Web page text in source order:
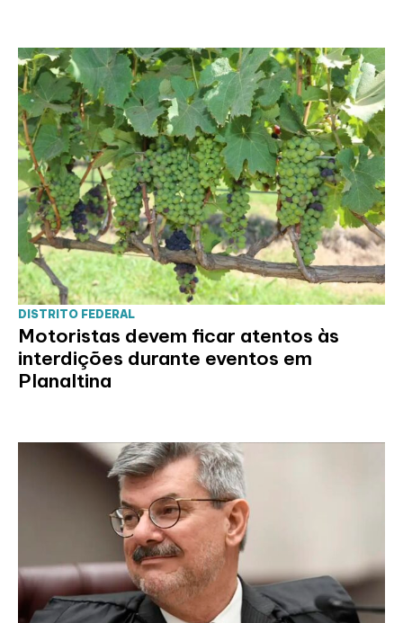
DISTRITO FEDERAL
Motoristas devem ficar atentos às
interdições durante eventos em
Planaltina